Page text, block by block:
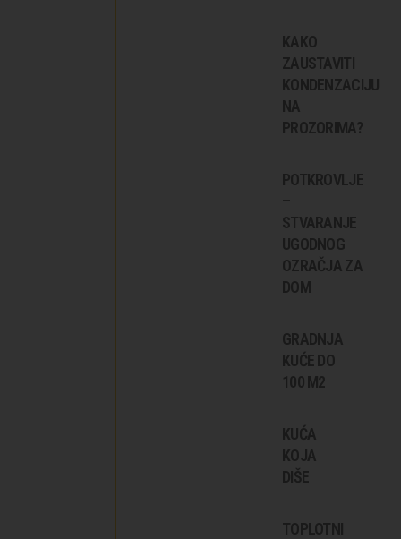
KAKO
ZAUSTAVITI
KONDENZACIJU
NA
PROZORIMA?
POTKROVLJE
–
STVARANJE
UGODNOG
OZRAČJA ZA
DOM
GRADNJA
KUĆE DO
100 M2
KUĆA
KOJA
DIŠE
TOPLOTNI